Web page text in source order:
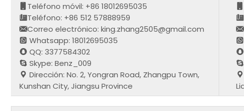
Teléfono móvil: +86 18012695035
Teléfono: +86 512 57888959
Correo electrónico: king.zhang2505@gmail.com
Whatsapp: 18012695035
QQ: 3377584302
Skype: Benz_009
Dirección: No. 2, Yongran Road, Zhangpu Town,
Kunshan City, Jiangsu Province